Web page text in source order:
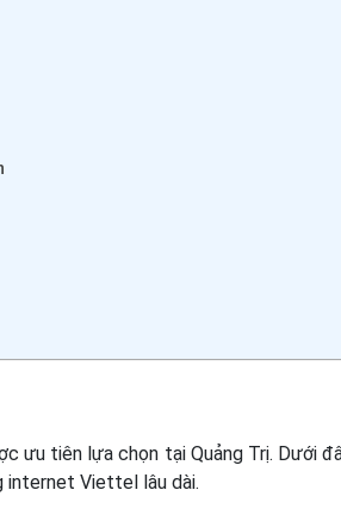
ưu tiên lựa chọn tại Quảng Trị. Dưới
internet Viettel lâu dài.